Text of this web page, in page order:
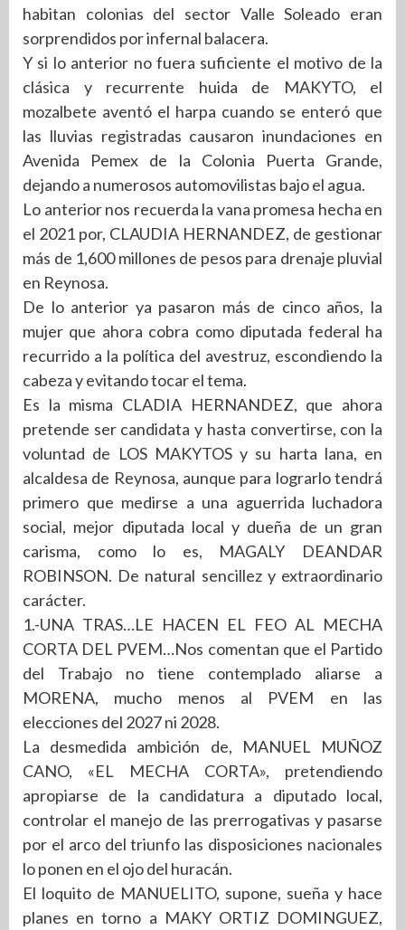
habitan colonias del sector Valle Soleado eran
sorprendidos por infernal balacera.
Y si lo anterior no fuera suficiente el motivo de la
clásica y recurrente huida de MAKYTO, el
mozalbete aventó el harpa cuando se enteró que
las lluvias registradas causaron inundaciones en
Avenida Pemex de la Colonia Puerta Grande,
dejando a numerosos automovilistas bajo el agua.
Lo anterior nos recuerda la vana promesa hecha en
el 2021 por, CLAUDIA HERNANDEZ, de gestionar
más de 1,600 millones de pesos para drenaje pluvial
en Reynosa.
De lo anterior ya pasaron más de cinco años, la
mujer que ahora cobra como diputada federal ha
recurrido a la política del avestruz, escondiendo la
cabeza y evitando tocar el tema.
Es la misma CLADIA HERNANDEZ, que ahora
pretende ser candidata y hasta convertirse, con la
voluntad de LOS MAKYTOS y su harta lana, en
alcaldesa de Reynosa, aunque para lograrlo tendrá
primero que medirse a una aguerrida luchadora
social, mejor diputada local y dueña de un gran
carisma, como lo es, MAGALY DEANDAR
ROBINSON. De natural sencillez y extraordinario
carácter.
1.-UNA TRAS…LE HACEN EL FEO AL MECHA
CORTA DEL PVEM…Nos comentan que el Partido
del Trabajo no tiene contemplado aliarse a
MORENA, mucho menos al PVEM en las
elecciones del 2027 ni 2028.
La desmedida ambición de, MANUEL MUÑOZ
CANO, «EL MECHA CORTA», pretendiendo
apropiarse de la candidatura a diputado local,
controlar el manejo de las prerrogativas y pasarse
por el arco del triunfo las disposiciones nacionales
lo ponen en el ojo del huracán.
El loquito de MANUELITO, supone, sueña y hace
planes en torno a MAKY ORTIZ DOMINGUEZ,